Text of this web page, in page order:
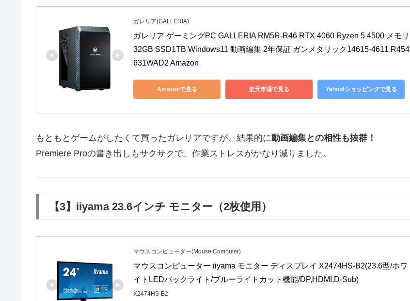
ガレリア(GALLERIA)
ガレリア ゲーミングPC GALLERIA RM5R-R46 RTX 4060 Ryzen 5 4500 メモリ
32GB SSD1TB Windows11 動画編集 2年保証 ガンメタリック14615-4611 R454
631WAD2 Amazon
Amazonで見る 楽天市場で見る Yahoo!ショッピングで見る
もともとゲームがしたくて買ったガレリアですが、結果的に動画編集との相性も抜群！
Premiere Proの書き出しもサクサクで、作業ストレスがかなり減りました。
【3】iiyama 23.6インチ モニター（2枚使用）
マウスコンピューター(Mouse Computer)
マウスコンピューター iiyama モニター ディスプレイ X2474HS-B2(23.6型/ホワ
イトLEDバックライト/ブルーライトカット機能/DP,HDMI,D-Sub)
X2474HS-B2